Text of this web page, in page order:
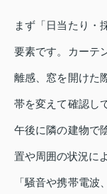
まず「日当たり・
要素です。カーテ
離感、窓を開けた
帯を変えて確認し
午後に隣の建物で
置や周囲の状況に
「騒音や携帯電